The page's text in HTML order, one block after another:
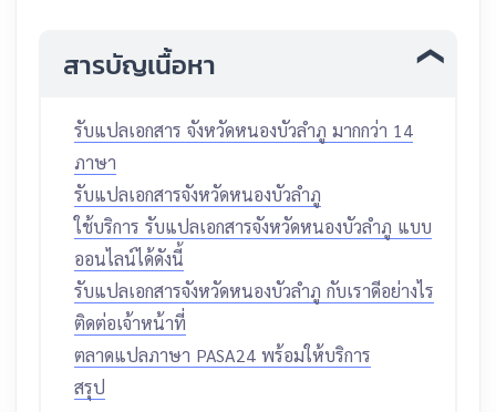
สารบัญเนื้อหา
รับแปลเอกสาร จังหวัดหนองบัวลำภู มากกว่า 14
ภาษา
รับแปลเอกสารจังหวัดหนองบัวลำภู
ใช้บริการ รับแปลเอกสารจังหวัดหนองบัวลำภู แบบ
ออนไลน์ได้ดังนี้
รับแปลเอกสารจังหวัดหนองบัวลำภู กับเราดีอย่างไร
ติดต่อเจ้าหน้าที่
ตลาดแปลภาษา PASA24 พร้อมให้บริการ
สรุป